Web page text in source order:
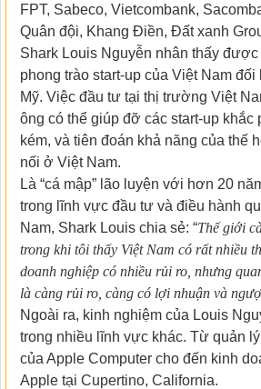
FPT, Sabeco, Vietcombank,
Quân đội, Khang Điền, Đất xanh
Shark Louis Nguyễn nhân thấy
phong trào start-up của Việt Nam
Mỹ. Việc đầu tư tại thị trường Việt
ông có thể giúp đỡ các start-up khắc
kém, và tiên đoán khả năng của thế
nối ở Việt Nam.
Là “cá mập” lão luyện với hơn 20
trong lĩnh vực đầu tư và điều hành
Nam, Shark Louis chia sẻ: “Thế giới
trong khi tôi thấy Việt Nam có rất nhiều
doanh nghiệp có nhiều rủi ro, nhưng
là càng rủi ro, càng có lợi nhuận và
Ngoài ra, kinh nghiệm của Louis
trong nhiều lĩnh vực khác. Từ quản
của Apple Computer cho đến kinh
Apple tại Cupertino, California.